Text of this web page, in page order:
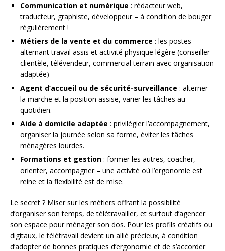
Communication et numérique : rédacteur web,
traducteur, graphiste, développeur – à condition de bouger
régulièrement !
Métiers de la vente et du commerce : les postes
alternant travail assis et activité physique légère (conseiller
clientèle, télévendeur, commercial terrain avec organisation
adaptée)
Agent d’accueil ou de sécurité-surveillance : alterner
la marche et la position assise, varier les tâches au
quotidien.
Aide à domicile adaptée : privilégier l’accompagnement,
organiser la journée selon sa forme, éviter les tâches
ménagères lourdes.
Formations et gestion : former les autres, coacher,
orienter, accompagner – une activité où l’ergonomie est
reine et la flexibilité est de mise.
Le secret ? Miser sur les métiers offrant la possibilité
d’organiser son temps, de télétravailler, et surtout d’agencer
son espace pour ménager son dos. Pour les profils créatifs ou
digitaux, le télétravail devient un allié précieux, à condition
d’adopter de bonnes pratiques d’ergonomie et de s’accorder